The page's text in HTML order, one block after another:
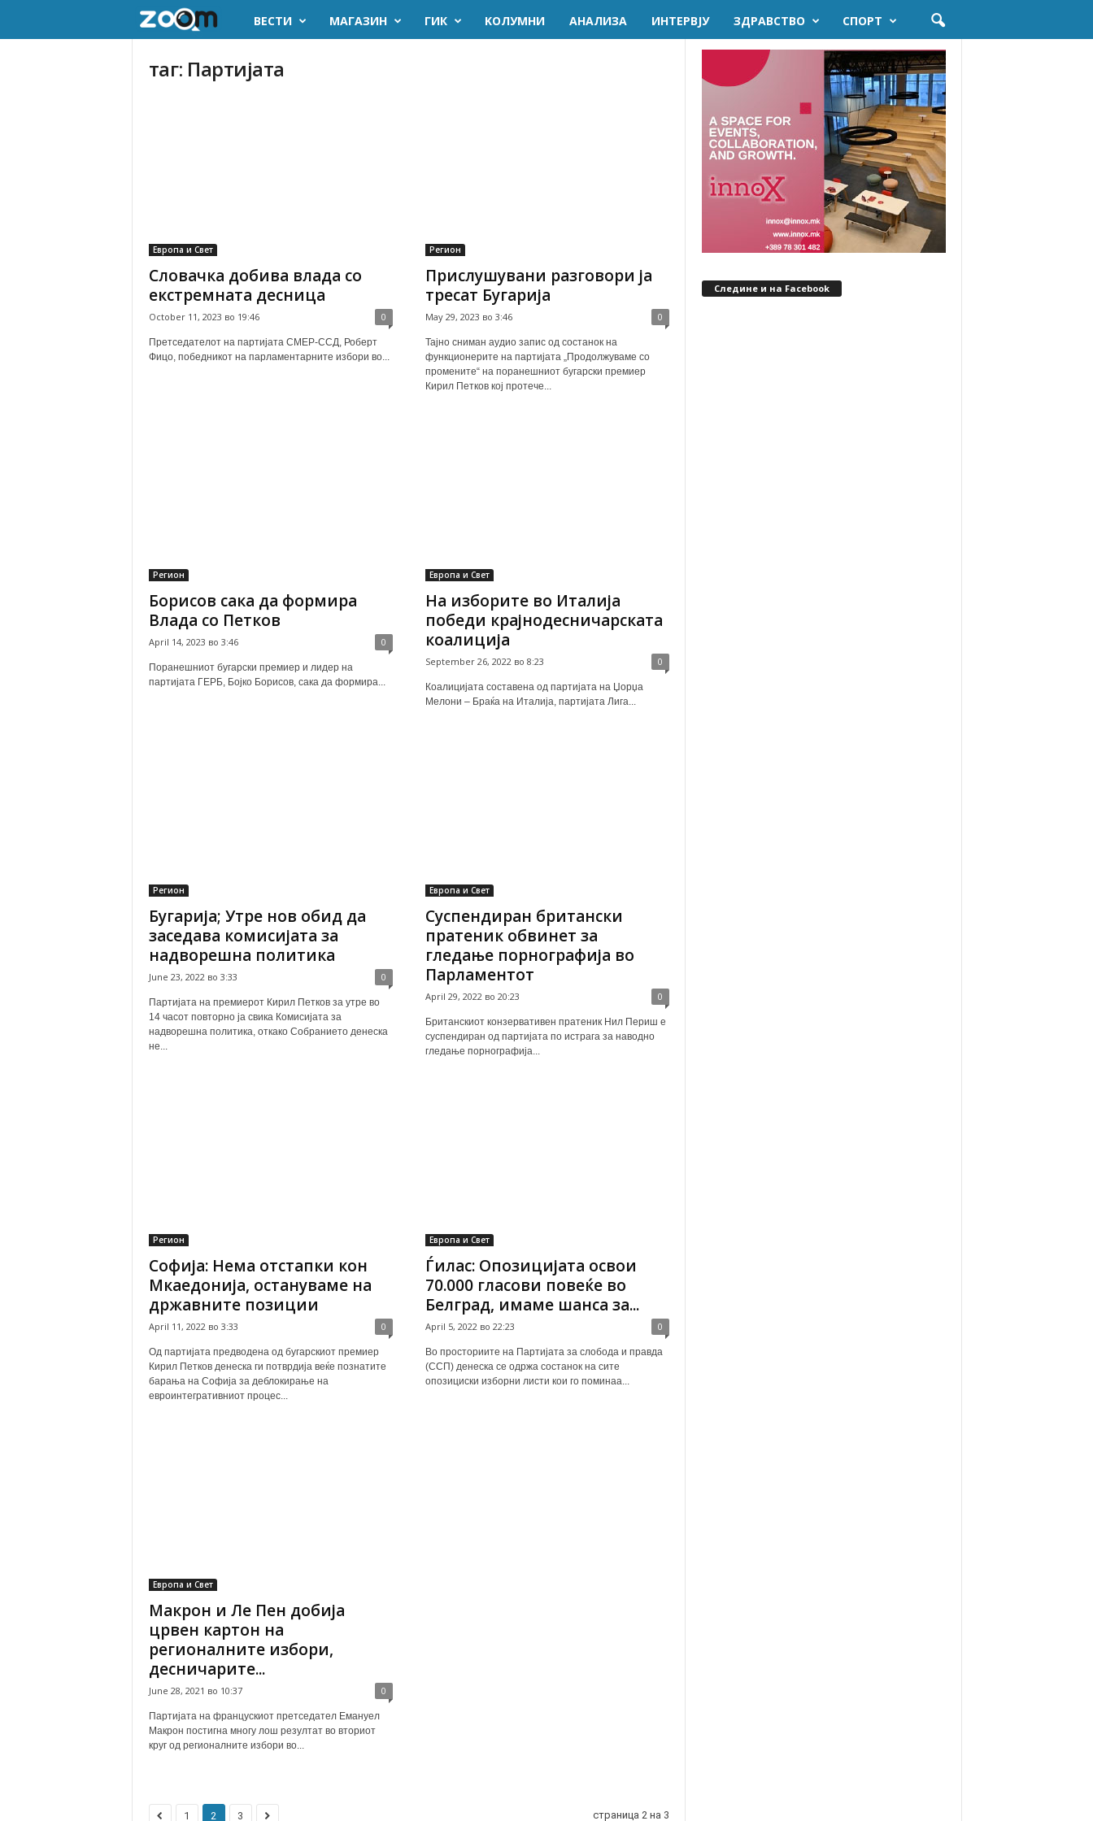
ВЕСТИ МАГАЗИН ГИК KОЛУМНИ AНАЛИЗА ИНТЕРВЈУ ЗДРАВСТВО СПОРТ
таг: Партијата
Европа и Свет
Словачка добива влада со
екстремната десница
October 11, 2023 во 19:46 0
Претседателот на партијата СМЕР-ССД, Роберт
Фицо, победникот на парламентарните избори во...
Регион
Прислушувани разговори ја
тресат Бугарија
May 29, 2023 во 3:46 0
Тајно сниман аудио запис од состанок на
функционерите на партијата „Продолжуваме со
промените“ на поранешниот бугарски премиер
Кирил Петков кој протече...
Регион
Борисов сака да формира
Влада со Петков
April 14, 2023 во 3:46 0
Поранешниот бугарски премиер и лидер на
партијата ГЕРБ, Бојко Борисов, сака да формира...
Европа и Свет
На изборите во Италија
победи крајнодесничарската
коалиција
September 26, 2022 во 8:23 0
Коалицијата составена од партијата на Џорџа
Мелони – Браќа на Италија, партијата Лига...
Регион
Бугарија; Утре нов обид да
заседава комисијата за
надворешна политика
June 23, 2022 во 3:33 0
Партијата на премиерот Кирил Петков за утре во
14 часот повторно ја свика Комисијата за
надворешна политика, откако Собранието денеска
не...
Европа и Свет
Суспендиран британски
пратеник обвинет за
гледање порнографија во
Парламентот
April 29, 2022 во 20:23 0
Британскиот конзервативен пратеник Нил Периш е
суспендиран од партијата по истрага за наводно
гледање порнографија...
Регион
Софија: Нема отстапки кон
Мкаедонија, остануваме на
државните позиции
April 11, 2022 во 3:33 0
Од партијата предводена од бугарскиот премиер
Кирил Петков денеска ги потврдија веќе познатите
барања на Софија за деблокирање на
евроинтегративниот процес...
Европа и Свет
Ѓилас: Опозицијата освои
70.000 гласови повеќе во
Белград, имаме шанса за...
April 5, 2022 во 22:23 0
Во просториите на Партијата за слобода и правда
(ССП) денеска се одржа состанок на сите
опозициски изборни листи кои го поминаа...
Европа и Свет
Макрон и Ле Пен добија
црвен картон на
регионалните избори,
десничарите...
June 28, 2021 во 10:37 0
Партијата на францускиот претседател Емануел
Макрон постигна многу лош резултат во вториот
круг од регионалните избори во...
1 2 3 страница 2 на 3
Следине и на Facebook